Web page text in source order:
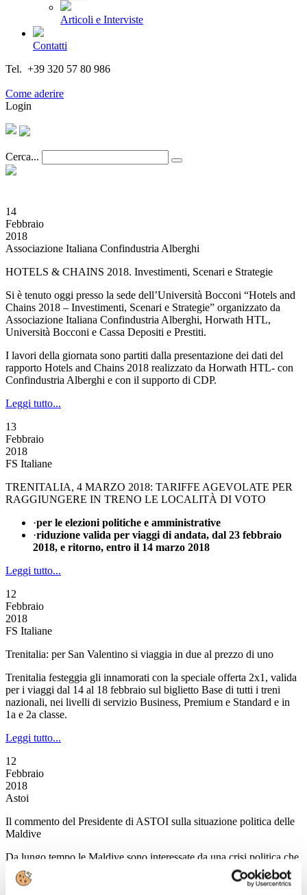
Articoli e Interviste
Contatti
Tel. +39 320 57 80 986
Come aderire
Login
Cerca...
14
Febbraio
2018
Associazione Italiana Confindustria Alberghi
HOTELS & CHAINS 2018. Investimenti, Scenari e Strategie
Si è tenuto oggi presso la sede dell’Università Bocconi “Hotels and
Chains 2018 – Investimenti, Scenari e Strategie” organizzato da
Associazione Italiana Confindustria Alberghi, Horwath HTL,
Università Bocconi e Cassa Depositi e Prestiti.
I lavori della giornata sono partiti dalla presentazione dei dati del
rapporto Hotels and Chains 2018 realizzato da Horwath HTL- con
Confindustria Alberghi e con il supporto di CDP.
Leggi tutto...
13
Febbraio
2018
FS Italiane
TRENITALIA, 4 MARZO 2018: TARIFFE AGEVOLATE PER
RAGGIUNGERE IN TRENO LE LOCALITÀ DI VOTO
·per le elezioni politiche e amministrative
·riduzione valida per viaggi di andata, dal 23 febbraio
2018, e ritorno, entro il 14 marzo 2018
Leggi tutto...
12
Febbraio
2018
FS Italiane
Trenitalia: per San Valentino si viaggia in due al prezzo di uno
Trenitalia festeggia gli innamorati con la speciale offerta 2x1, valida
per i viaggi dal 14 al 18 febbraio sul biglietto Base di tutti i treni
nazionali, nei livelli di servizio Business, Premium e Standard e in
1a e 2a classe.
Leggi tutto...
12
Febbraio
2018
Astoi
Il commento del Presidente di ASTOI sulla situazione politica delle
Maldive
Da lungo tempo le Maldive sono interessate da una crisi politica che
si è recentemente inasprita, portando alla dichiarazione dello Stato di
emergenza nella capitale dell'isola, Malé. L'Unità di Crisi della